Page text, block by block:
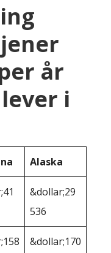
år
i
Alaska
&dollar;29
536
&dollar;170